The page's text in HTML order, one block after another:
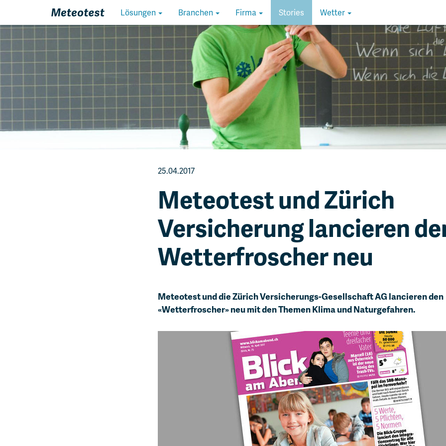
Homepage Lösungen Branchen Firma Stories Wetter
25.04.2017
Meteotest und Zürich
Versicherung lancieren
Wetterfroscher neu
Meteotest und die Zürich Versicherungs-Gesellschaft AG lancieren den
«Wetterfroscher» neu mit den Themen Klima und Naturgefahren.